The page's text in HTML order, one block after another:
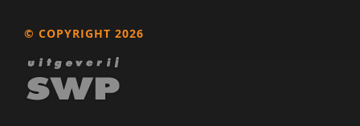
Esther A.M. Neidt
Cisco Aerts
© COPYRIGHT 2026